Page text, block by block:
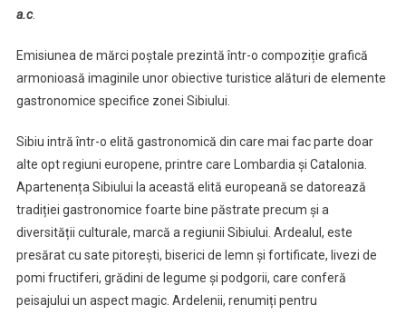
a.c.
Emisiunea de mărci poștale prezintă într-o compoziție grafică
armonioasă imaginile unor obiective turistice alături de elemente
gastronomice specifice zonei Sibiului.
Sibiu intră într-o elită gastronomică din care mai fac parte doar
alte opt regiuni europene, printre care Lombardia și Catalonia.
Apartenența Sibiului la această elită europeană se datorează
tradiției gastronomice foarte bine păstrate precum și a
diversității culturale, marcă a regiunii Sibiului. Ardealul, este
presărat cu sate pitorești, biserici de lemn și fortificate, livezi de
pomi fructiferi, grădini de legume și podgorii, care conferă
peisajului un aspect magic. Ardelenii, renumiți pentru